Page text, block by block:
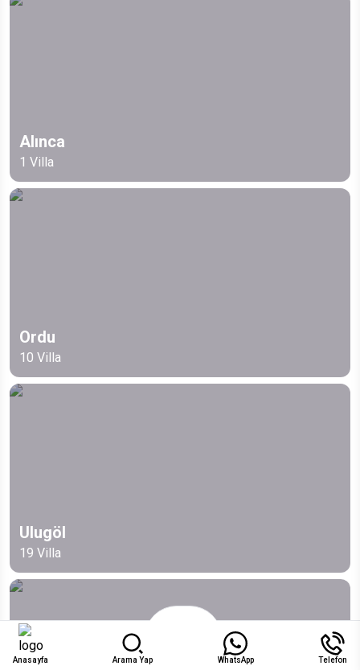
Alınca
1 Villa
Ordu
10 Villa
Ulugöl
19 Villa
Anasayfa Arama Yap WhatsApp Telefon